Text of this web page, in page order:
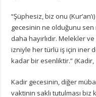
“Şüphesiz, biz onu
gecesinin ne olduğunu
daha hayırlıdır. Melekler
izniyle her türlü iş için iner
kadar bir esenliktir.” (Kadir,
Kadir gecesinin, diğer
vaktinin saklı tutulması